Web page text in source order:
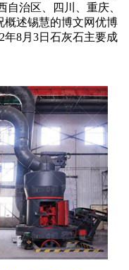
治区、四川、重庆、
概述锡慧的博文网优博
年8月3日石灰石主要成